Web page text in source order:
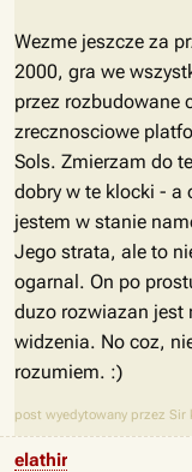
Wezme jeszcze za
2000, gra we
przez rozbudowane
zrecznosciowe
Sols. Zmierzam do
dobry w te klocki - a
jestem w stanie
Jego strata, ale to
ogarnal. On po
duzo rozwiazan jest
widzenia. No coz,
rozumiem. :)
post wyedytowany przez Sir
elathir